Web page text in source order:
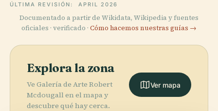
ÚLTIMA REVISIÓN: APRIL 2026
Documentado a partir de Wikidata, Wikipedia y fuentes
oficiales · verificado · Cómo hacemos nuestras guías →
Explora la zona
Ve Galería de Arte Robert
Mcdougall en el mapa y
descubre qué hay cerca.
Ver mapa